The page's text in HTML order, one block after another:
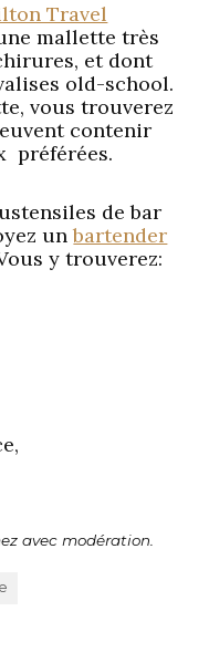
Travel
mallette très
et dont
old-school.
vous trouverez
contenir
préférées.
de bar
unbartender
y trouverez:
avec modération.